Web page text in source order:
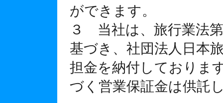
ができます。
３ 当社は、旅行業法
基づき、社団法人日本
担金を納付しておりま
づく営業保証金は供託